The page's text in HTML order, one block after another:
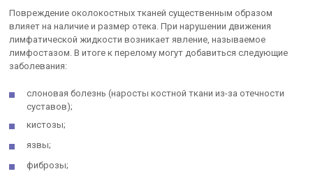
Повреждение околокостных тканей существенным образом
влияет на наличие и размер отека. При нарушении движения
лимфатической жидкости возникает явление, называемое
лимфостазом. В итоге к перелому могут добавиться следующие
заболевания:
слоновая болезнь (наросты костной ткани из-за отечности
суставов);
кистозы;
язвы;
фиброзы;